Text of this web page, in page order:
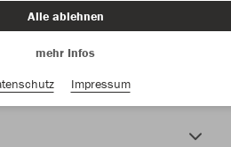
Alle ablehnen
mehr Infos
Impressum